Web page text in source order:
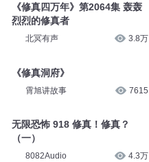
《修真四万年》第2064集 轰轰
烈烈的修真者
北冥有声 3.8万
《修真洞府》
霄旭讲故事 7615
无限恐怖 918 修真！修真？
（一）
8082Audio 4.3万